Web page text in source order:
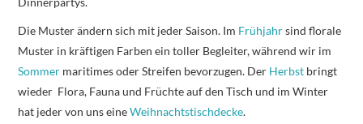
Die Muster ändern sich mit jeder Saison. Im Frühjahrsind florale
Muster in kräftigen Farben ein toller Begleiter, während wir im
Sommer maritimes oder Streifen bevorzugen. Der Herbst bringt
wieder Flora, Fauna und Früchte auf den Tisch und im Winter
hat jeder von uns eineWeihnachtstischdecke.